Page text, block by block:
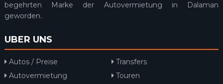
begehrten Marke der Autovermietung in Dalaman
geworden.
UBER UNS
Autos / Preise
Transfers
Autovermietung
Touren